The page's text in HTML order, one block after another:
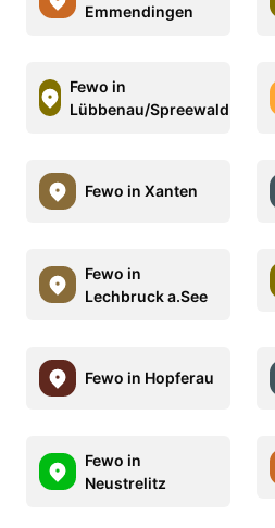
Emmendingen
Fewo in
Lübbenau/Spreewald
Fewo in Xanten
Fewo in
Lechbruck a.See
Fewo in Hopferau
Fewo in
Neustrelitz